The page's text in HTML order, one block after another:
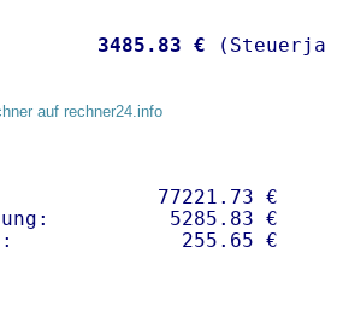
3485.83 €
auf rechner24.info
77221.73 €
5285.83 €